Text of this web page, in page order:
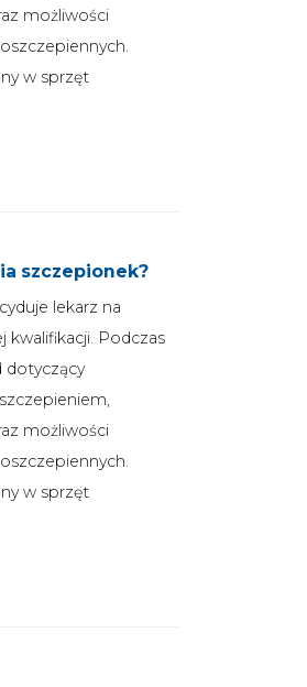
możliwości
w sprzęt
szczepionek?
lekarz na
kwalifikacji. Podczas
dotyczący
możliwości
w sprzęt